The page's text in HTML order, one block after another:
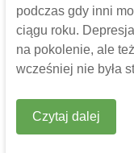
podczas gdy inni
ciągu roku.
na pokolenie, ale
wcześniej nie była
Czytaj dalej